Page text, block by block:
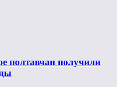
полтавчан получили